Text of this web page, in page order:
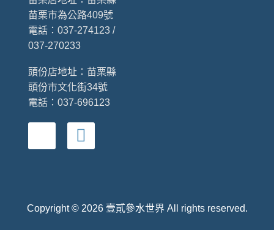
苗栗市為公路409號
電話：037-274123 /
037-270233
頭份店地址： 苗栗縣
頭份市文化街34號
電話：037-696123
Copyright © 2026 壹貳參水世界 All rights reserved.